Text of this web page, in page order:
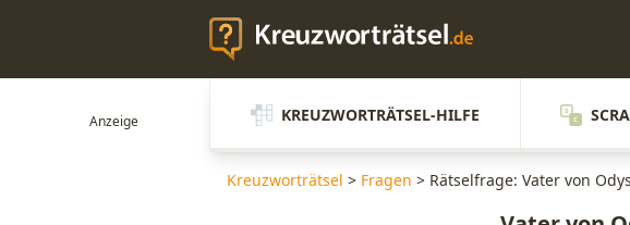
KREUZWORTRÄTSEL-HILFE
Kreuzworträtsel > Fragen > Rätselfrage: Vater von